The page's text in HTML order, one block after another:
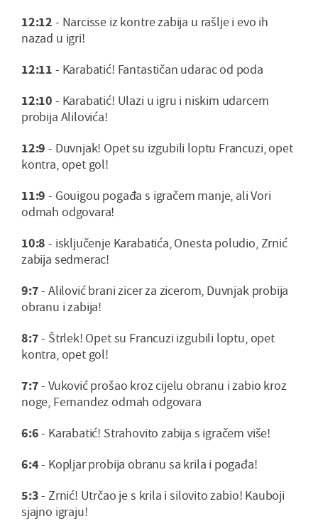
12:12 - Narcisse iz kontre zabija u rašlje i evo ih
nazad u igri!
12:11 - Karabatić! Fantastičan udarac od poda
12:10 - Karabatić! Ulazi u igru i niskim udarcem
probija Alilovića!
12:9 - Duvnjak! Opet su izgubili loptu Francuzi, opet
kontra, opet gol!
11:9 - Gouigou pogađa s igračem manje, ali Vori
odmah odgovara!
10:8 - isključenje Karabatića, Onesta poludio, Zrnić
zabija sedmerac!
9:7- Alilović brani zicer za zicerom, Duvnjak probija
obranu i zabija!
8:7- Štrlek! Opet su Francuzi izgubili loptu, opet
kontra, opet gol!
7:7- Vuković prošao kroz cijelu obranu i zabio kroz
noge, Fernandez odmah odgovara
6:6- Karabatić! Strahovito zabija s igračem više!
6:4- Kopljar probija obranu sa krila i pogađa!
5:3- Zrnić! Utrčao je s krila i silovito zabio! Kauboji
sjajno igraju!